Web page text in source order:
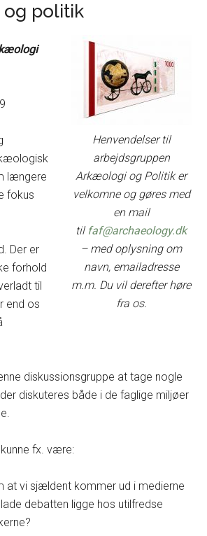
politik
Henvendelser til
arbejdsgruppen
Arkæologi og Politik er
velkomne og gøres med
en mail
til faf@archaeology.dk
– med oplysning om
navn, emailadresse
m.m. Du vil derefter høre
fra os.
længere
fokus
Der er
forhold
til
end os
diskussionsgruppe at tage nogle
diskuteres både i de faglige miljøer
fx. være:
at vi sjældent kommer ud i medierne
debatten ligge hos utilfredse